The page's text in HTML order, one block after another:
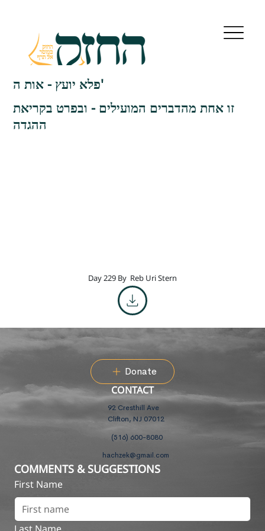
פלא יועץ - אות ה'
זו אחת מהדברים המועילים - ובפרט בקריאת
ההגדה
Day 229 By Reb Uri Stern
Donate
CONTACT
92 Cresthill Ave
Clifton, NJ 07012
(516) 600-8080
hachzek@gmail.com
COMMENTS & SUGGESTIONS
First Name